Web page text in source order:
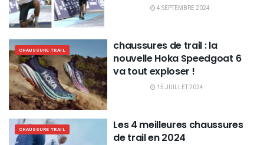
4 SEPTEMBRE 2024
CHAUSSURE TRAIL
chaussures de trail : la
nouvelle Hoka Speedgoat 6
va tout exploser !
15 JUILLET 2024
CHAUSSURE TRAIL
Les 4 meilleures chaussures
de trail en 2024